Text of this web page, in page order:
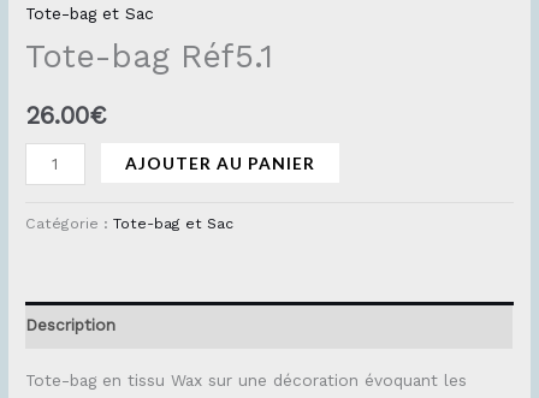
Tote-bag et Sac
Tote-bag Réf5.1
26.00€
AJOUTER AU PANIER
Catégorie :Tote-bag et Sac
Description
Tote-bag en tissu Wax sur une décoration évoquant les